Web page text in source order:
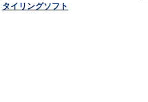
タイリングソフト